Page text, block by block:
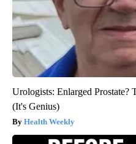
Urologists: Enlarged
(It's Genius)
Health Weekly